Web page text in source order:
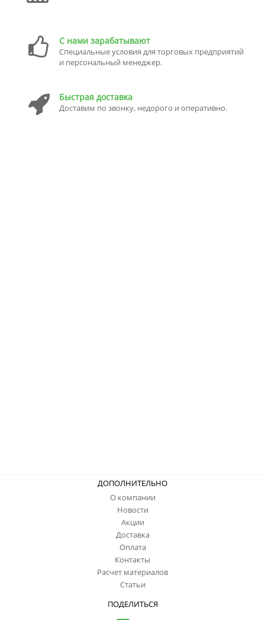
С нами зарабатывают
Специальные условия для торговых предприятий
и персональный менеджер.
Быстрая доставка
Доставим по звонку, недорого и оперативно.
ДОПОЛНИТЕЛЬНО
О компании
Новости
Акции
Доставка
Оплата
Контакты
Расчет материалов
Статьи
ПОДЕЛИТЬСЯ